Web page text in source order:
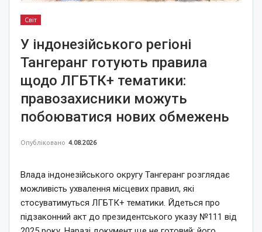
Світ
У індонезійського регіоні
Тангеранг готують правила
щодо ЛГБТК+ тематики:
правозахисники можуть
побоюватися нових обмежень
Опубліковано 4.08.2026
Влада індонезійського округу Тангеранг розглядає
можливість ухвалення місцевих правил, які
стосуватимуться ЛГБТК+ тематики. Йдеться про
підзаконний акт до президентського указу №111 від